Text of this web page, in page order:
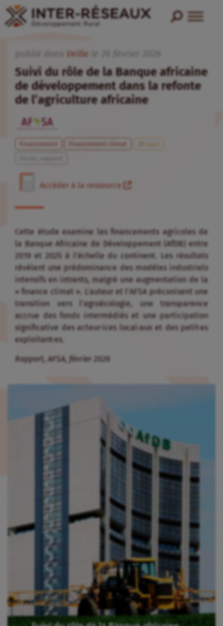
Veille
Suivi du rôle de la Banque africaine
de développement dans la refonte
de l’agriculture africaine
Financement Financement climat
Afrique
Accéder à la ressource
Cette étude examine les financements agricoles de
la Banque Africaine de Développement (AfDB) entre
2019 et 2025 à l’échelle du continent
Les résultats
révèlent une prédominance des modèles industriels
intensifs en intrants, malgré une augmentation de la
« finance climat »
L’auteur et l’AFSA préconisent une
transition vers l’agroécologie, une transparence
accrue des fonds intermédiés et une participation
significative des acteur·ices local·aux et des petit·es
exploitant·es.
Rapport, AFSA, février 2026